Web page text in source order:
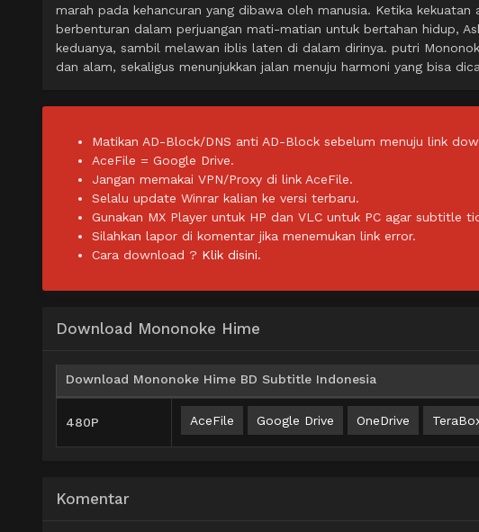
marah pada kehancuran yang dibawa oleh manusia. Ketika
berbenturan dalam perjuangan mati-matian untuk bertahan hidup,
keduanya, sambil melawan iblis laten di dalam dirinya. putri
dan alam, sekaligus menunjukkan jalan menuju harmoni yang bisa
Matikan AD-Block/DNS anti AD-Block sebelum menuju link
AceFile = Google Drive.
Jangan memakai VPN/Proxy di link AceFile.
Selalu update Winrar kalian ke versi terbaru.
Gunakan MX Player untuk HP dan VLC untuk PC agar subtitle
Silahkan lapor di komentar jika menemukan link error.
Cara download ? Klik disini.
Download Mononoke Hime
Download Mononoke Hime BD Subtitle Indonesia
480P AceFile Google Drive OneDrive
Komentar